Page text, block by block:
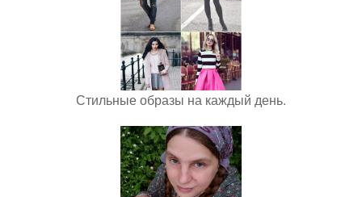
Стильные образы на каждый день.